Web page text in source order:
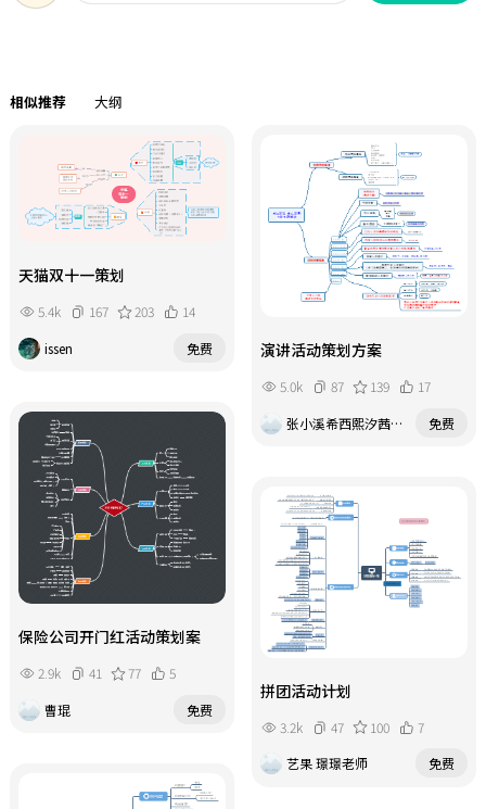
习惯。 中国地域辽阔，南北相距数千
相似推荐 大纲
天猫双十一策划
5.4k 167 203
14
issen
免费 演讲活动策划方案
5.0k 87 139
17
张小溪希西熙汐茜烯奚浠嘻嘻嘻嘻
免费
保险公司开门红活动策划案
2.9k 41 77
5
曹琨
免费
拼团活动计划
3.2k 47 100
7
艺果 璟璟老师
免费